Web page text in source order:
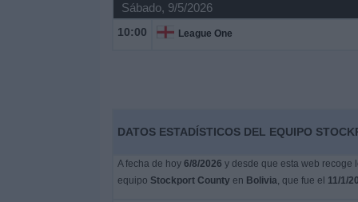
Sábado, 9/5/2026
10:00 League One
DATOS ESTADÍSTICOS DEL EQUIPO
A fecha de hoy 6/8/2026 y desde que esta web recoge
equipo Stockport Countyen Bolivia, que fue el 11/1/